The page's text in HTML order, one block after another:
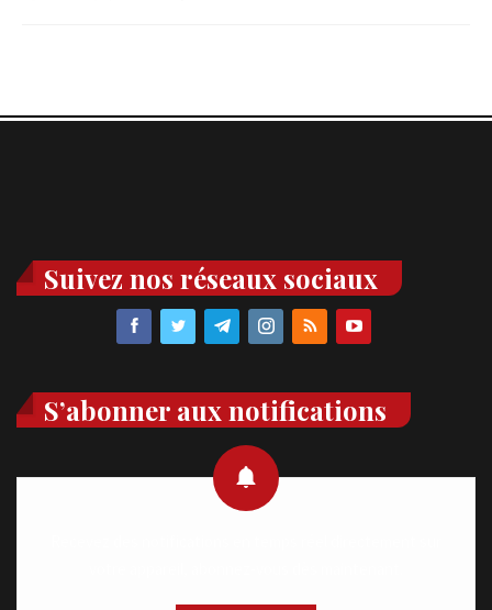
Suivez nos réseaux sociaux
S’abonner aux notifications